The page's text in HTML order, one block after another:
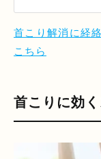
首こり解消に経
こちら
首こりに効